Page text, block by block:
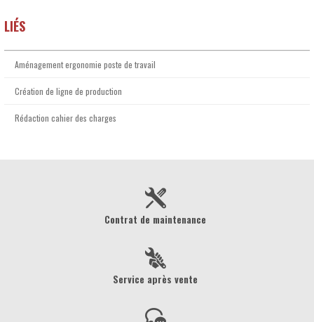
LIÉS
Aménagement ergonomie poste de travail
Création de ligne de production
Rédaction cahier des charges
Contrat de maintenance
Service après vente